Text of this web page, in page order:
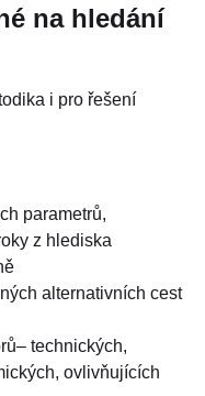
na hledání
i pro řešení
parametrů,
z hlediska
alternativních cest
technických,
ovlivňujících